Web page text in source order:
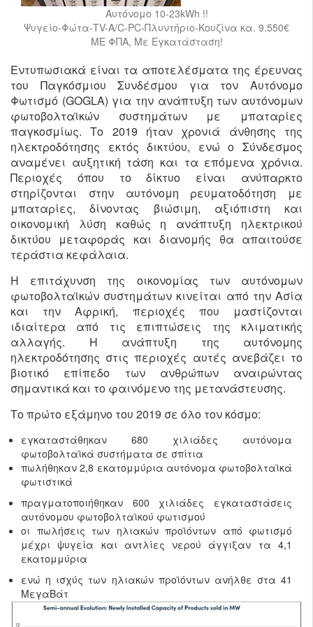
Αυτόνομο 10-23kWh !!
Ψυγείο-Φώτα-TV-A/C-PC-Πλυντήριο-Κουζίνα κα. 9.550€
ΜΕ ΦΠΑ, Με Εγκατάσταση!
Εντυπωσιακά είναι τα αποτελέσματα της έρευνας
του Παγκόσμιου Συνδέσμου για τον Αυτόνομο
Φωτισμό (GOGLA) για την ανάπτυξη των αυτόνομων
φωτοβολταϊκών συστημάτων με μπαταρίες
παγκοσμίως. Το 2019 ήταν χρονιά άνθησης της
ηλεκτροδότησης εκτός δικτύου, ενώ ο Σύνδεσμος
αναμένει αυξητική τάση και τα επόμενα χρόνια.
Περιοχές όπου το δίκτυο είναι ανύπαρκτο
στηρίζονται στην αυτόνομη ρευματοδότηση με
μπαταρίες, δίνοντας βιώσιμη, αξιόπιστη και
οικονομική λύση καθώς η ανάπτυξη ηλεκτρικού
δικτύου μεταφοράς και διανομής θα απαιτούσε
τεράστια κεφάλαια.
Η επιτάχυνση της οικονομίας των αυτόνομων
φωτοβολταϊκών συστημάτων κινείται από την Ασία
και την Αφρική, περιοχές που μαστίζονται
ιδιαίτερα από τις επιπτώσεις της κλιματικής
αλλαγής. Η ανάπτυξη της αυτόνομης
ηλεκτροδότησης στις περιοχές αυτές ανεβάζει το
βιοτικό επίπεδο των ανθρώπων αναιρώντας
σημαντικά και το φαινόμενο της μετανάστευσης.
Το πρώτο εξάμηνο του 2019 σε όλο τον κόσμο:
εγκαταστάθηκαν 680 χιλιάδες αυτόνομα
φωτοβολταϊκά συστήματα σε σπίτια
πωλήθηκαν 2,8 εκατομμύρια αυτόνομα φωτοβολταϊκά
φωτιστικά
πραγματοποιήθηκαν 600 χιλιάδες εγκαταστάσεις
αυτόνομου φωτοβολταϊκού φωτισμού
οι πωλήσεις των ηλιακών προϊόντων από φωτισμό
μέχρι ψυγεία και αντλίες νερού άγγιξαν τα 4,1
εκατομμύρια
ενώ η ισχύς των ηλιακών προϊόντων ανήλθε στα 41
ΜεγαΒάτ